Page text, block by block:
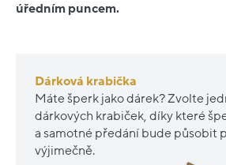
úředním puncem.
Dárková krabička
Máte šperk jako dárek? Zvolte
dárkových krabiček, díky které
a samotné předání bude působit
výjimečně.